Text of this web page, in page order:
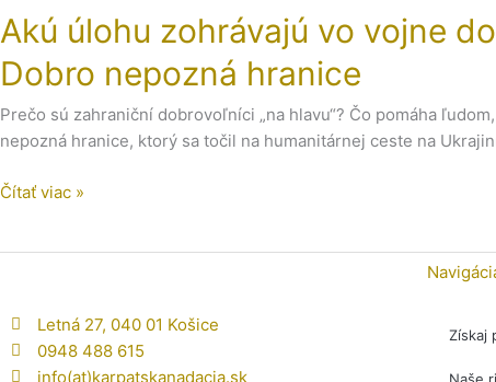
Akú úlohu zohrávajú vo vojne
Dobro nepozná hranice
Prečo sú zahraniční dobrovoľníci „na hlavu“? Čo pomáha
nepozná hranice, ktorý sa točil na humanitárnej ceste na
zohrávajú
vo
vojne
humor
a priateľstvá?
Pozrite
si
nový
Dobro
nepozná
Čítať viac »
Letná 27, 040 01 Košice
0948 488 615
info(at)karpatskanadacia.sk
Získaj